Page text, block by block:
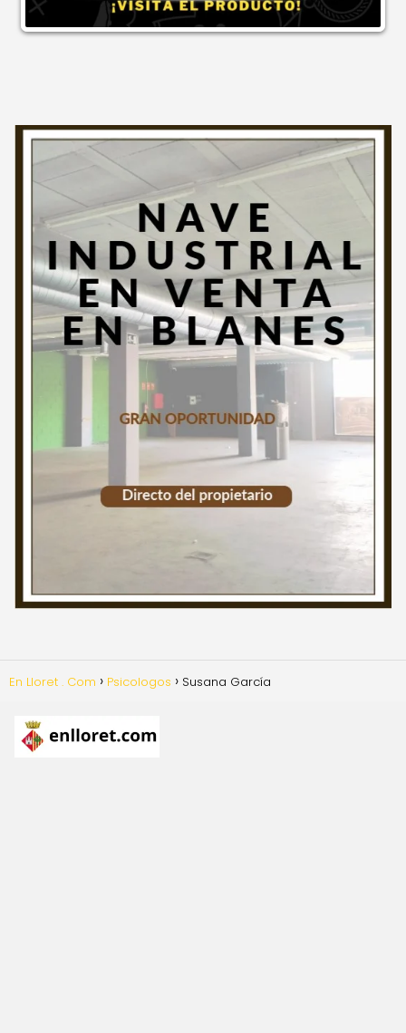
En Lloret . Com Psicologos Susana García